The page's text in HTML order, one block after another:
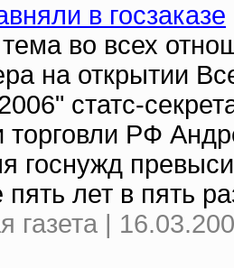
в госзаказе
тема во всех
на открытии
статс-
торговли РФ
госнужд
лет в пять
газета |